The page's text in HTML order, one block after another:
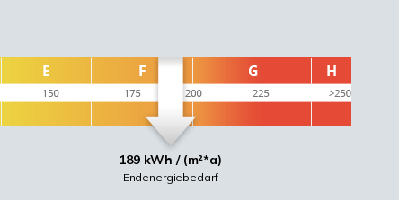
189 kWh / (m²*a)
Endenergiebedarf